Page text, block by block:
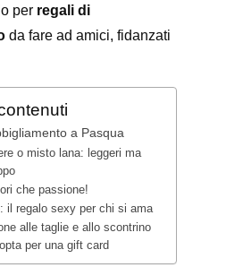
per regali di
da fare ad amici, fidanzati
a Pasqua
o misto lana: leggeri ma
che passione!
il regalo sexy per chi si ama
alle taglie e allo scontrino
per una gift card